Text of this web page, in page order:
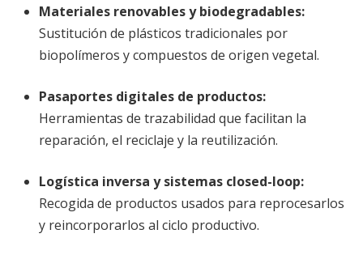
Materiales renovables y biodegradables:
Sustitución de plásticos tradicionales por
biopolímeros y compuestos de origen vegetal.
Pasaportes digitales de productos:
Herramientas de trazabilidad que facilitan la
reparación, el reciclaje y la reutilización.
Logística inversa y sistemas closed-loop:
Recogida de productos usados para reprocesarlos
y reincorporarlos al ciclo productivo.